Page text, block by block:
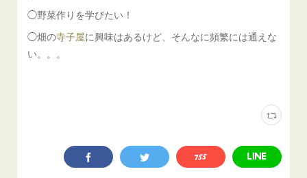
◯野菜作りを学びたい！
◯畑の寺子屋に興味はあるけど、そんなに頻繁には通えな
い。。。